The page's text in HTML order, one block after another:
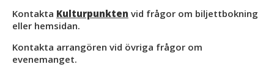
Kontakta Kulturpunkten vid frågor om biljettbokning
eller hemsidan.
Kontakta arrangören vid övriga frågor om
evenemanget.